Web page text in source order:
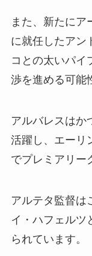
また、新たにア
に就任したアン
コとの太いパイ
渉を進める可能
アルバレスはか
活躍し、エーリ
でプレミアリー
アルテタ監督は
イ・ハフェルツ
られています。